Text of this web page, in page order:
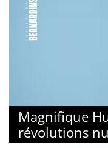
Magnifique
révolutions